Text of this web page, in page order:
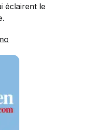
éclairent le